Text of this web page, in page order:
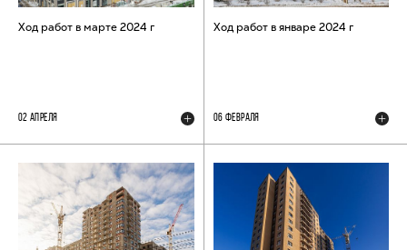
Ход работ в марте 2024 г
02 АПРЕЛЯ
Ход работ в январе 2024 г
06 ФЕВРАЛЯ